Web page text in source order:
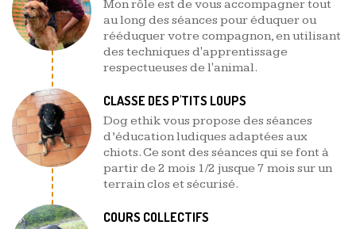
Mon rôle est de vous accompagner tout
au long des séances pour éduquer ou
rééduquer votre compagnon, en utilisant
des techniques d'apprentissage
respectueuses de l'animal.
CLASSE DES P'TITS LOUPS
Dog ethik vous propose des séances
d’éducation ludiques adaptées aux
chiots. Ce sont des séances qui se font à
partir de 2 mois 1/2 jusque 7 mois sur un
terrain clos et sécurisé.
COURS COLLECTIFS